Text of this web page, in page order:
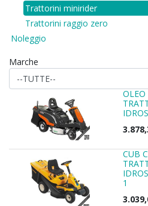
Trattorini minirider
Trattorini raggio zero
Noleggio
Marche
CUB
1